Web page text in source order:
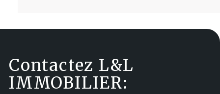
Contactez L&L
IMMOBILIER: